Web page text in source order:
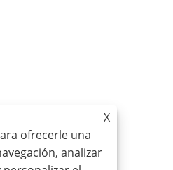
X
ofrecerle una
analizar